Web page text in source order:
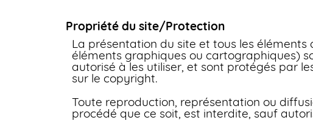
Propriété du site/Protection
La présentation du site et tous les
éléments graphiques ou cartographiques)
autorisé à les utiliser, et sont protégés par
sur le copyright.
Toute reproduction, représentation ou
procédé que ce soit, est interdite, sauf